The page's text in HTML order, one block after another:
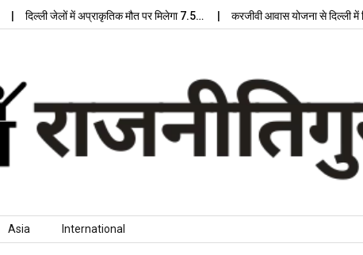
जेलों में अप्राकृतिक मौत पर मिलेगा 7.5… करजीवी आवास योजना से दिल्ली में मिलेगा
Asia International